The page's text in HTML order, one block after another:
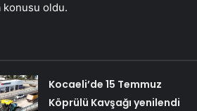
konusu oldu.
Kocaeli’de 15 Temmuz
Köprülü Kavşağı yenilendi